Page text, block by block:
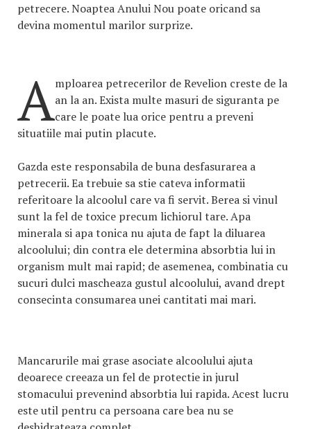
petrecere. Noaptea Anului Nou poate oricand sa
devina momentul marilor surprize.
Amploarea petrecerilor de Revelion creste de la
an la an. Exista multe masuri de siguranta pe
care le poate lua orice pentru a preveni
situatiile mai putin placute.
Gazda este responsabila de buna desfasurarea a
petrecerii. Ea trebuie sa stie cateva informatii
referitoare la alcoolul care va fi servit. Berea si vinul
sunt la fel de toxice precum lichiorul tare. Apa
minerala si apa tonica nu ajuta de fapt la diluarea
alcoolului; din contra ele determina absorbtia lui in
organism mult mai rapid; de asemenea, combinatia cu
sucuri dulci mascheaza gustul alcoolului, avand drept
consecinta consumarea unei cantitati mai mari.
Mancarurile mai grase asociate alcoolului ajuta
deoarece creeaza un fel de protectie in jurul
stomacului prevenind absorbtia lui rapida. Acest lucru
este util pentru ca persoana care bea nu se